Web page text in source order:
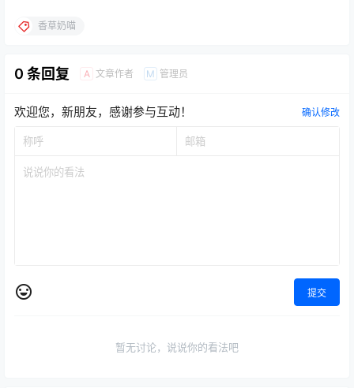
香草奶喵
0 条回复 A 文章作者 M 管理员
欢迎您，新朋友，感谢参与互动！ 确认修改
提交
暂无讨论，说说你的看法吧